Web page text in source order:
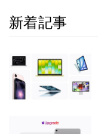
新着記事